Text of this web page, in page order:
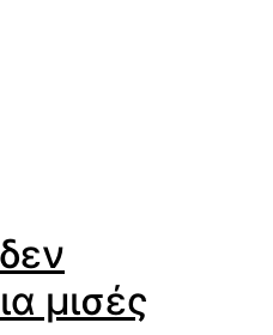
μισές